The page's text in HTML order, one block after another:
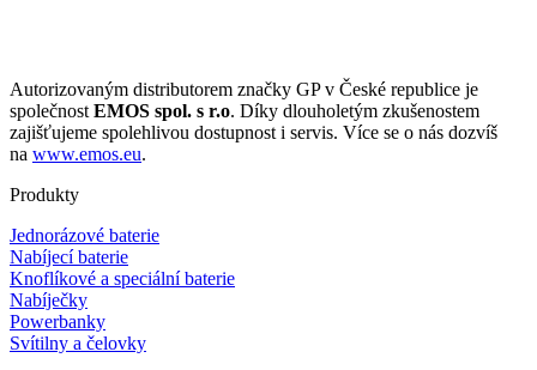
Autorizovaným distributorem značky GP v České republice je
společnost EMOS spol. s r.o. Díky dlouholetým zkušenostem
zajišťujeme spolehlivou dostupnost i servis. Více se o nás dozvíš
na www.emos.eu.
Produkty
Jednorázové baterie
Nabíjecí baterie
Knoflíkové a speciální baterie
Nabíječky
Powerbanky
Svítilny a čelovky